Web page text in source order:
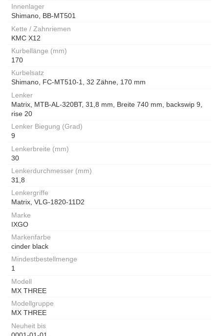
Innenlager
Shimano, BB-MT501
Kette / Zahnriemen
KMC X12
Kurbellänge (mm)
170
Kurbelsatz
Shimano, FC-MT510-1, 32 Zähne, 170 mm
Lenker
Matrix, MTB-AL-320BT, 31,8 mm, Breite 740 mm, backswip 9,
rise 20
Lenker Biegung (Grad)
9
Lenkerbreite (mm)
30
Lenkerdurchmesser (mm)
31,8
Lenkergriffe
Matrix, VLG-1820-11D2
Marke
IXGO
Markenfarbe
cinder black
Mindestbestellmenge
1
Modell
MX THREE
Modellgruppe
MX THREE
Neuheit bis